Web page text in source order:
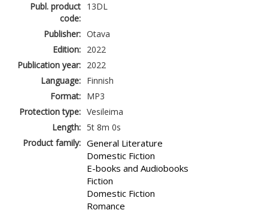
Publ. product
code:
13DL
Publisher: Otava
Edition: 2022
Publication year: 2022
Language: Finnish
Format: MP3
Protection type: Vesileima
Length: 5t 8m 0s
Product family: General Literature
Domestic Fiction
E-books and Audiobooks
Fiction
Domestic Fiction
Romance